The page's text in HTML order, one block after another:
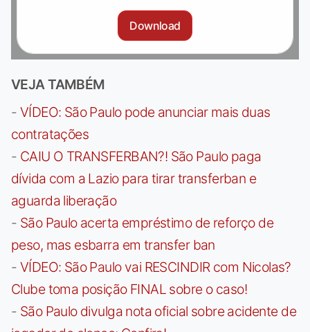
Download
VEJA TAMBÉM
- VÍDEO: São Paulo pode anunciar mais duas
contratações
- CAIU O TRANSFERBAN?! São Paulo paga
dívida com a Lazio para tirar transferban e
aguarda liberação
- São Paulo acerta empréstimo de reforço de
peso, mas esbarra em transfer ban
- VÍDEO: São Paulo vai RESCINDIR com Nicolas?
Clube toma posição FINAL sobre o caso!
- São Paulo divulga nota oficial sobre acidente de